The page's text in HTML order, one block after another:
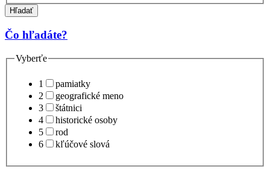
Hľadať
Čo hľadáte?
Vyberťe
1
pamiatky
2
geografické meno
3
štátnici
4
historické osoby
5
rod
6
kľúčové slová